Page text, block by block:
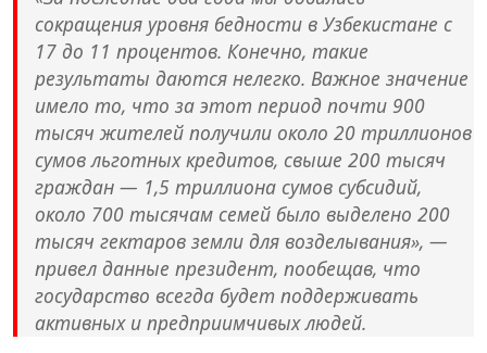
сокращения уровня бедности в Узбекистане с
17 до 11 процентов. Конечно, такие
результаты даются нелегко. Важное значение
имело то, что за этот период почти 900
тысяч жителей получили около 20 триллионов
сумов льготных кредитов, свыше 200 тысяч
граждан — 1,5 триллиона сумов субсидий,
около 700 тысячам семей было выделено 200
тысяч гектаров земли для возделывания», —
привел данные президент, пообещав, что
государство всегда будет поддерживать
активных и предприимчивых людей.